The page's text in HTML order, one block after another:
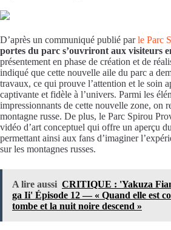
D’après un communiqué publié parle Parc
portes du parc s’ouvriront aux visiteurs
présentement en phase de création et de
indiqué que cette nouvelle aile du parc a
travaux, ce qui prouve l’attention et le soin
captivante et fidèle à l’univers. Parmi les
impressionnants de cette nouvelle zone, on
montagne russe. De plus, le Parc Spirou
vidéo d’art conceptuel qui offre un aperçu
permettant ainsi aux fans d’imaginer
sur les montagnes russes.
A lire aussi CRITIQUE : 'Yakuza
ga Ii' Épisode 12 — « Quand elle est
tombe et la nuit noire descend »